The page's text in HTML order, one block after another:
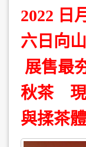
2022 日
六日向
展售最
秋茶 現
與揉茶